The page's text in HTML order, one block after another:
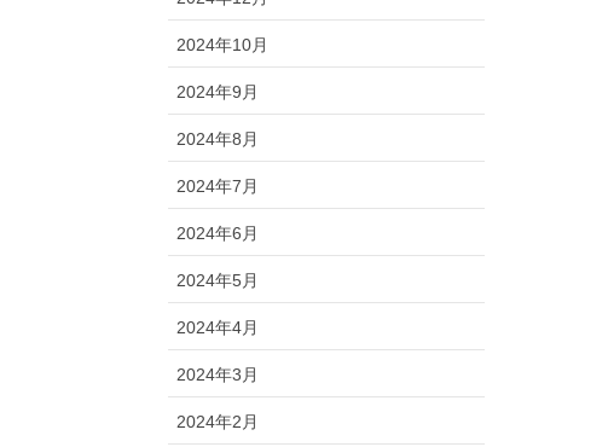
2024年10月
2024年9月
2024年8月
2024年7月
2024年6月
2024年5月
2024年4月
2024年3月
2024年2月